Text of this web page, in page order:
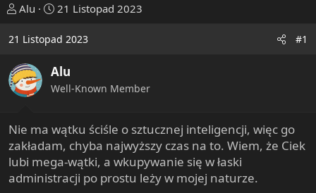
T
a
d
s
a
r
t
e
r
Alu
R
z
o
c
z
t
y
21 Listopad 2023
21 Listopad 2023 #1
Alu
Well-Known Member
Nie ma wątku ściśle o sztucznej inteligencji, więc go
zakładam, chyba najwyższy czas na to. Wiem, że Ciek
lubi mega-wątki, a wkupywanie się w łaski
administracji po prostu leży w mojej naturze.